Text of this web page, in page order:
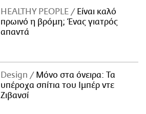
HEALTHY PEOPLE
Είναι καλό
πρωινό η βρόμη; Ένας γιατρός
απαντά
Design
Μόνο στα όνειρα: Τα
υπέροχα σπίτια του Ιμπέρ ντε
Ζιβανσί